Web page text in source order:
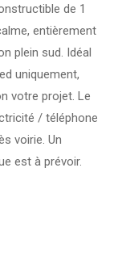
de 1
entièrement
plein sud. Idéal
uniquement,
votre projet. Le
/ téléphone
voirie. Un
est à prévoir.